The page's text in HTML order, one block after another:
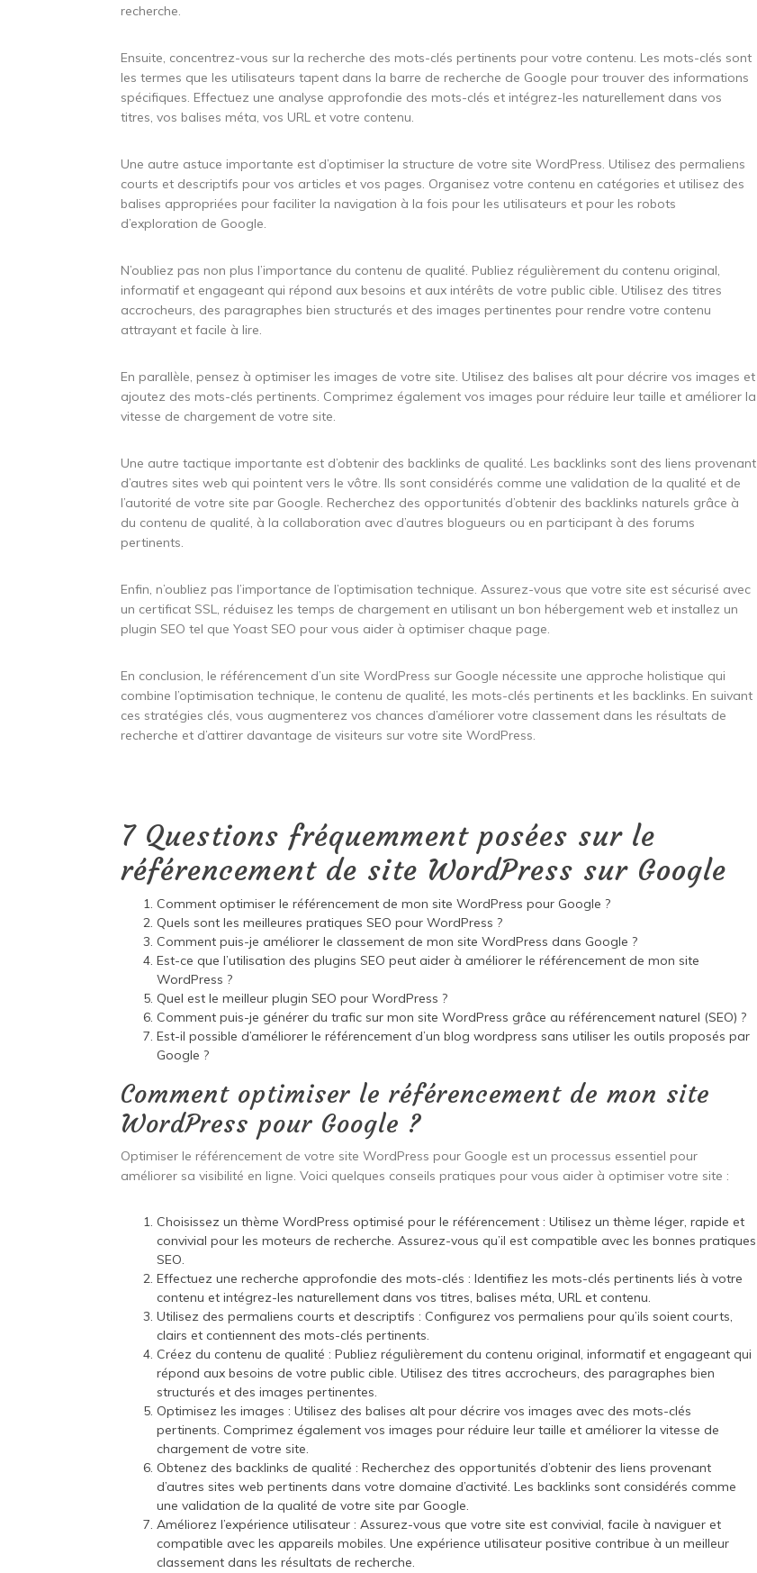
recherche.
Ensuite, concentrez-vous sur la recherche des mots-clés pertinents pour votre contenu. Les mots-clés sont
les termes que les utilisateurs tapent dans la barre de recherche de Google pour trouver des informations
spécifiques. Effectuez une analyse approfondie des mots-clés et intégrez-les naturellement dans vos
titres, vos balises méta, vos URL et votre contenu.
Une autre astuce importante est d’optimiser la structure de votre site WordPress. Utilisez des permaliens
courts et descriptifs pour vos articles et vos pages. Organisez votre contenu en catégories et utilisez des
balises appropriées pour faciliter la navigation à la fois pour les utilisateurs et pour les robots
d’exploration de Google.
N’oubliez pas non plus l’importance du contenu de qualité. Publiez régulièrement du contenu original,
informatif et engageant qui répond aux besoins et aux intérêts de votre public cible. Utilisez des titres
accrocheurs, des paragraphes bien structurés et des images pertinentes pour rendre votre contenu
attrayant et facile à lire.
En parallèle, pensez à optimiser les images de votre site. Utilisez des balises alt pour décrire vos images et
ajoutez des mots-clés pertinents. Comprimez également vos images pour réduire leur taille et améliorer la
vitesse de chargement de votre site.
Une autre tactique importante est d’obtenir des backlinks de qualité. Les backlinks sont des liens provenant
d’autres sites web qui pointent vers le vôtre. Ils sont considérés comme une validation de la qualité et de
l’autorité de votre site par Google. Recherchez des opportunités d’obtenir des backlinks naturels grâce à
du contenu de qualité, à la collaboration avec d’autres blogueurs ou en participant à des forums
pertinents.
Enfin, n’oubliez pas l’importance de l’optimisation technique. Assurez-vous que votre site est sécurisé avec
un certificat SSL, réduisez les temps de chargement en utilisant un bon hébergement web et installez un
plugin SEO tel que Yoast SEO pour vous aider à optimiser chaque page.
En conclusion, le référencement d’un site WordPress sur Google nécessite une approche holistique qui
combine l’optimisation technique, le contenu de qualité, les mots-clés pertinents et les backlinks. En suivant
ces stratégies clés, vous augmenterez vos chances d’améliorer votre classement dans les résultats de
recherche et d’attirer davantage de visiteurs sur votre site WordPress.
7 Questions fréquemment posées sur le
référencement de site WordPress sur Google
Comment optimiser le référencement de mon site WordPress pour Google ?
Quels sont les meilleures pratiques SEO pour WordPress ?
Comment puis-je améliorer le classement de mon site WordPress dans Google ?
Est-ce que l’utilisation des plugins SEO peut aider à améliorer le référencement de mon site
WordPress ?
Quel est le meilleur plugin SEO pour WordPress ?
Comment puis-je générer du trafic sur mon site WordPress grâce au référencement naturel (SEO) ?
Est-il possible d’améliorer le référencement d’un blog wordpress sans utiliser les outils proposés par
Google ?
Comment optimiser le référencement de mon site
WordPress pour Google ?
Optimiser le référencement de votre site WordPress pour Google est un processus essentiel pour
améliorer sa visibilité en ligne. Voici quelques conseils pratiques pour vous aider à optimiser votre site :
Choisissez un thème WordPress optimisé pour le référencement : Utilisez un thème léger, rapide et
convivial pour les moteurs de recherche. Assurez-vous qu’il est compatible avec les bonnes pratiques
SEO.
Effectuez une recherche approfondie des mots-clés : Identifiez les mots-clés pertinents liés à votre
contenu et intégrez-les naturellement dans vos titres, balises méta, URL et contenu.
Utilisez des permaliens courts et descriptifs : Configurez vos permaliens pour qu’ils soient courts,
clairs et contiennent des mots-clés pertinents.
Créez du contenu de qualité : Publiez régulièrement du contenu original, informatif et engageant qui
répond aux besoins de votre public cible. Utilisez des titres accrocheurs, des paragraphes bien
structurés et des images pertinentes.
Optimisez les images : Utilisez des balises alt pour décrire vos images avec des mots-clés
pertinents. Comprimez également vos images pour réduire leur taille et améliorer la vitesse de
chargement de votre site.
Obtenez des backlinks de qualité : Recherchez des opportunités d’obtenir des liens provenant
d’autres sites web pertinents dans votre domaine d’activité. Les backlinks sont considérés comme
une validation de la qualité de votre site par Google.
Améliorez l’expérience utilisateur : Assurez-vous que votre site est convivial, facile à naviguer et
compatible avec les appareils mobiles. Une expérience utilisateur positive contribue à un meilleur
classement dans les résultats de recherche.